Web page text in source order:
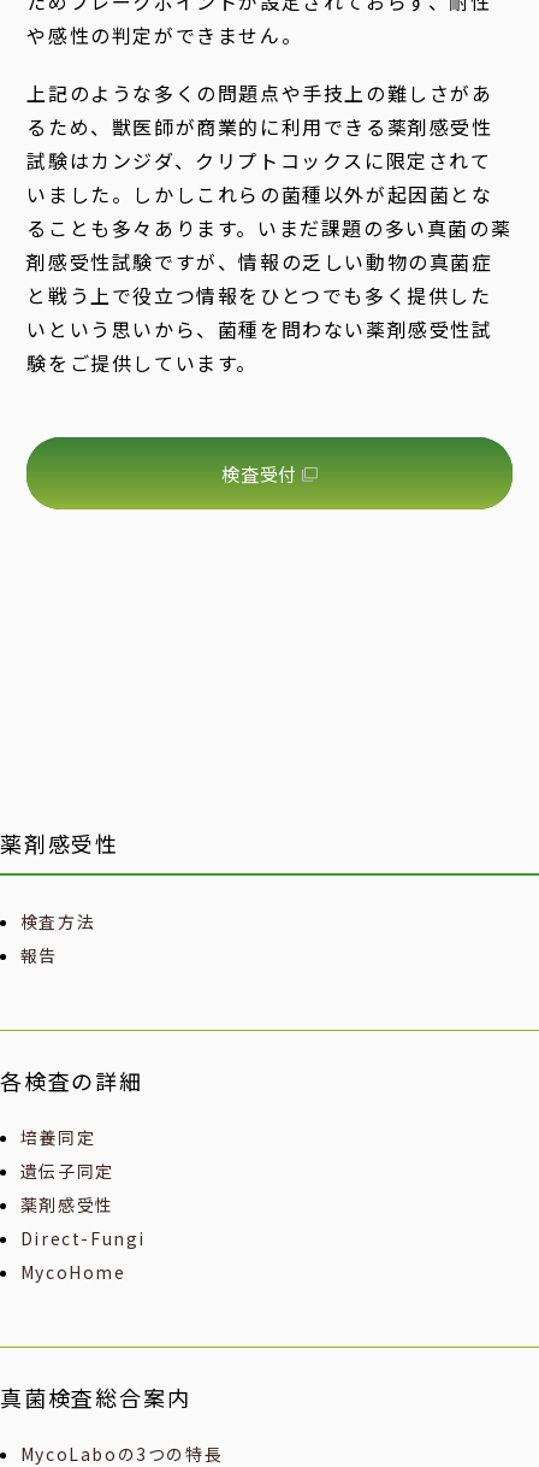
や感性の判定ができません。
上記のような多くの問題点や手技上の難しさがあ
るため、獣医師が商業的に利用できる薬剤感受性
試験はカンジダ、クリプトコックスに限定されて
いました。しかしこれらの菌種以外が起因菌とな
ることも多々あります。いまだ課題の多い真菌の薬
剤感受性試験ですが、情報の乏しい動物の真菌症
と戦う上で役立つ情報をひとつでも多く提供した
いという思いから、菌種を問わない薬剤感受性試
験をご提供しています。
検査受付
薬剤感受性
検査方法
報告
各検査の詳細
培養同定
遺伝子同定
薬剤感受性
Direct-Fungi
MycoHome
真菌検査総合案内
MycoLaboの3つの特長